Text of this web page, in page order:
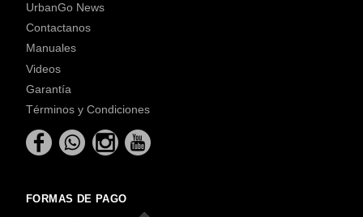
UrbanGo News
Contactanos
Manuales
Videos
Garantía
Términos y Condiciones
FORMAS DE PAGO